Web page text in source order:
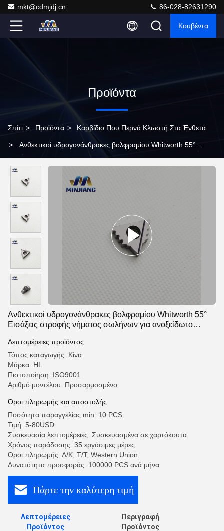
mkt@cdmjdj.cn 86-028-82631290
Κουβέντα
Προϊόντα
Σπίτι > Προϊόντα > Καρβίδιο Που Περνά Κλωστή Στα Ένθετα
> Ανθεκτικοί υδρογονάνθρακες βολφραμίου Whitworth 55°
Ανθεκτικοί υδρογονάνθρακες βολφραμίου Whitworth 55°
Εισάξεις στροφής νήματος σωλήνων για ανοξείδωτο
Λεπτομέρειες προϊόντος
Τόπος καταγωγής: Κίνα
Μάρκα: HL
Πιστοποίηση: ISO9001
Αριθμό μοντέλου: Προσαρμοσμένο
Όροι πληρωμής και αποστολής
Ποσότητα παραγγελίας min: 10 PCS
Τιμή: 5-80USD
Συσκευασία λεπτομέρειες: Συσκευασμένα σε χαρτόκουτα
Χρόνος παράδοσης: 35 εργάσιμες μέρες
Όροι πληρωμής: Λ/Κ, Τ/Τ, Western Union
Δυνατότητα προσφοράς: 100000 PCS ανά μήνα
Πάρτε την καλύτερη τιμή
Λεπτομέρειες
Προϊόντος
Περιγραφή
Προϊόντος